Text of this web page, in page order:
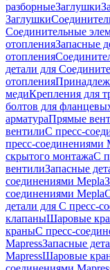
разборныеЗаглушки
Заглушки
Соединительные
отопленияЗапасные
отопления
детали для
отопления
медиКрепления для
болтов для
арматураПрямые
вентилиС пресс-
пресс-соединениями
скрытого монтажаС
вентилиЗапасные
соединениями Mepla
соединениями Mepla
детали для С пресс-
клапаныШаровые
краныС пресс-
MapressЗапасные
MapressШаровые